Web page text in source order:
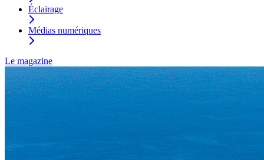
Éclairage
Médias numériques
Le magazine